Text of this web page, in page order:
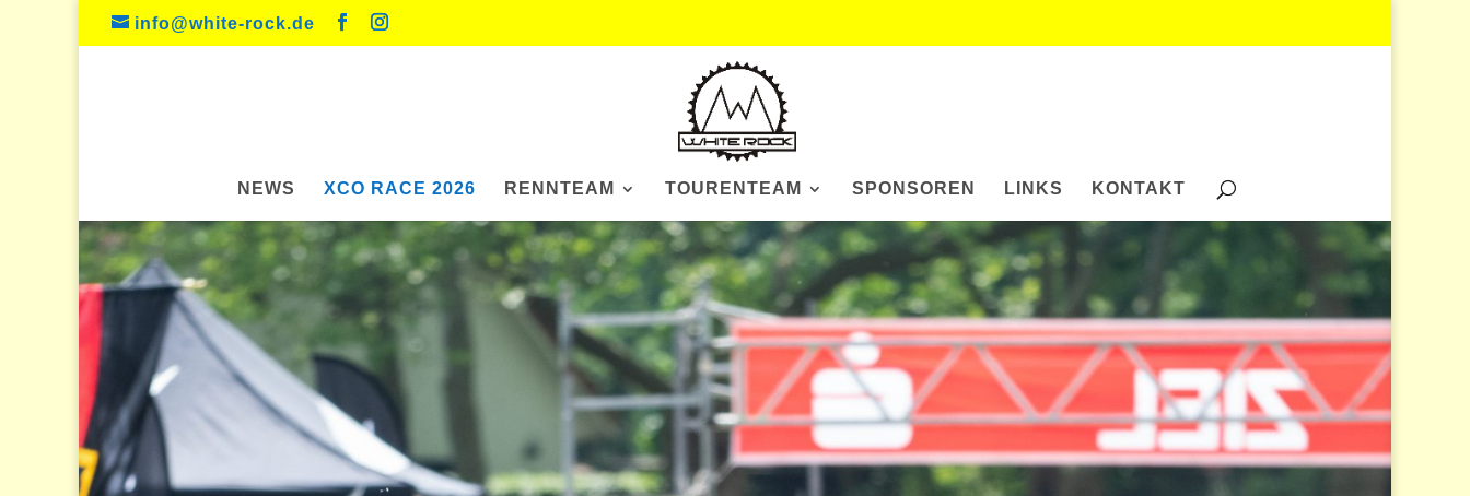
info@white-rock.de
NEWS XCO RACE 2026 RENNTEAM TOURENTEAM SPONSOREN LINKS KONTAKT